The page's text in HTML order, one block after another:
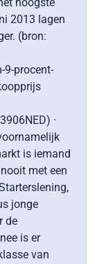
2013 lagen
(bron:
procent-
·
is iemand
met een
jonge
de
is er
van